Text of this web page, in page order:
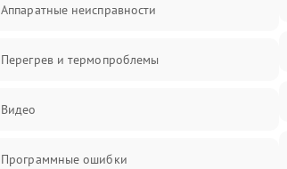
Аппаратные неисправности
Перегрев и термопроблемы
Видео
Программные ошибки